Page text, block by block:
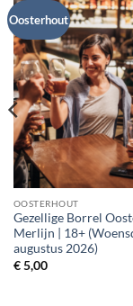
Oosterhout
OOSTERHOUT
Gezellige Borrel
Merlijn | 18+
augustus 2026)
€5,00